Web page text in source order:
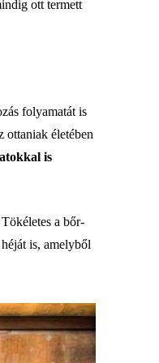
ott termett
folyamatát is
ottaniak életében
is
a bőr-
is, amelyből